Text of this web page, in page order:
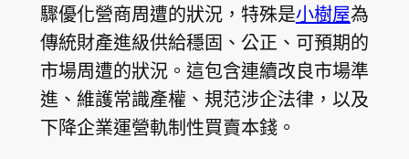
驟優化營商周遭的狀況，特殊是小樹屋為
傳統財產進級供給穩固、公正、可預期的
市場周遭的狀況。這包含連續改良市場準
進、維護常識產權、規范涉企法律，以及
下降企業運營軌制性買賣本錢。